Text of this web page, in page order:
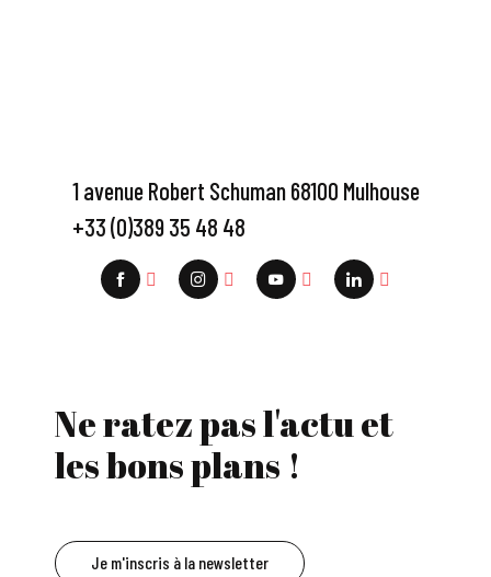
1 avenue Robert Schuman 68100 Mulhouse
+33 (0)389 35 48 48
Ne ratez pas l'actu et
les bons plans !
Je m'inscris à la newsletter